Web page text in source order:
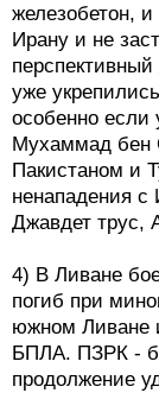
железобетон,
Ирану и не
уже
особенно если
Мухаммад бен
Пакистаном и
ненападения
Джавдет трус,
4) В Ливане
погиб при
южном Ливане
БПЛА. ПЗРК -
продолжение